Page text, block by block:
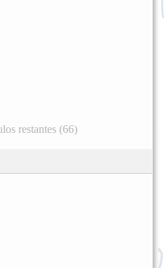
restantes (66)